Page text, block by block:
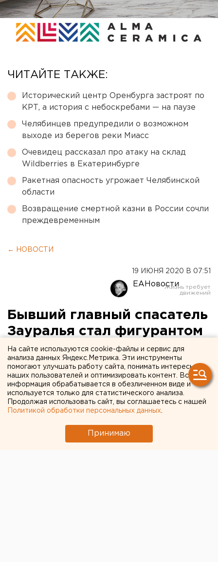
ЧИТАЙТЕ ТАКЖЕ:
Исторический центр Оренбурга застроят по
КРТ, а история с небоскребами — на паузе
Челябинцев предупредили о возможном
выходе из берегов реки Миасс
Очевидец рассказал про атаку на склад
Wildberries в Екатеринбурге
Ракетная опасность угрожает Челябинской
области
Возвращение смертной казни в России сочли
преждевременным
← НОВОСТИ
19 ИЮНЯ 2020 В 07:51
ЕАНовости
Бывший главный спасатель
Зауралья стал фигурантом
еще двух уголовных дел
На сайте используются cookie-файлы и сервис для
анализа данных Яндекс.Метрика. Эти инструменты
помогают улучшать работу сайта, понимать интересы
наших пользователей и оптимизировать контент. Вся
информация обрабатывается в обезличенном виде и
используется только для статистического анализа.
Продолжая использовать сайт, вы соглашаетесь с нашей
Политикой обработки персональных данных
Принимаю